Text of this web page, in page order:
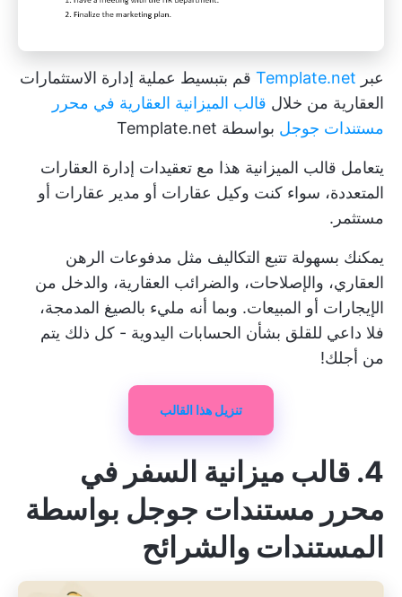
عبر Template.net قم بتبسيط عملية إدارة الاستثمارات
العقارية من خلال قالب الميزانية العقارية في محرر
مستندات جوجل بواسطة Template.net
يتعامل قالب الميزانية هذا مع تعقيدات إدارة العقارات
المتعددة، سواء كنت وكيل عقارات أو مدير عقارات أو
مستثمر.
يمكنك بسهولة تتبع التكاليف مثل مدفوعات الرهن
العقاري، والإصلاحات، والضرائب العقارية، والدخل من
الإيجارات أو المبيعات. وبما أنه مليء بالصيغ المدمجة،
فلا داعي للقلق بشأن الحسابات اليدوية - كل ذلك يتم
من أجلك!
تنزيل هذا القالب
4. قالب ميزانية السفر في
محرر مستندات جوجل بواسطة
المستندات والشرائح